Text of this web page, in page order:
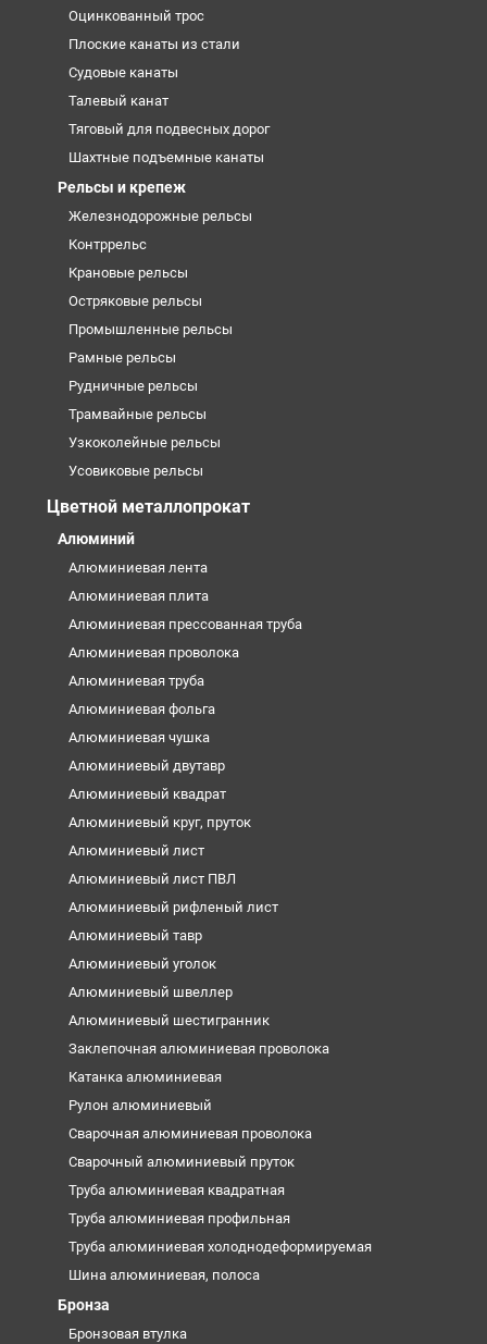
Оцинкованный трос
Плоские канаты из стали
Судовые канаты
Талевый канат
Тяговый для подвесных дорог
Шахтные подъемные канаты
Рельсы и крепеж
Железнодорожные рельсы
Контррельс
Крановые рельсы
Остряковые рельсы
Промышленные рельсы
Рамные рельсы
Рудничные рельсы
Трамвайные рельсы
Узкоколейные рельсы
Усовиковые рельсы
Цветной металлопрокат
Алюминий
Алюминиевая лента
Алюминиевая плита
Алюминиевая прессованная труба
Алюминиевая проволока
Алюминиевая труба
Алюминиевая фольга
Алюминиевая чушка
Алюминиевый двутавр
Алюминиевый квадрат
Алюминиевый круг, пруток
Алюминиевый лист
Алюминиевый лист ПВЛ
Алюминиевый рифленый лист
Алюминиевый тавр
Алюминиевый уголок
Алюминиевый швеллер
Алюминиевый шестигранник
Заклепочная алюминиевая проволока
Катанка алюминиевая
Рулон алюминиевый
Сварочная алюминиевая проволока
Сварочный алюминиевый пруток
Труба алюминиевая квадратная
Труба алюминиевая профильная
Труба алюминиевая холоднодеформируемая
Шина алюминиевая, полоса
Бронза
Бронзовая втулка